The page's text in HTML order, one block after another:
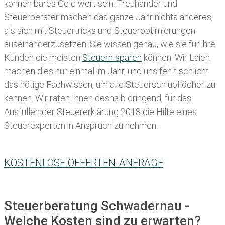
können bares Geld wert sein. Treuhänder und
Steuerberater machen das ganze Jahr nichts anderes,
als sich mit Steuertricks und Steueroptimierungen
auseinanderzusetzen. Sie wissen genau, wie sie für ihre
Kunden die meisten Steuern sparen können. Wir Laien
machen dies nur einmal im Jahr, und uns fehlt schlicht
das nötige Fachwissen, um alle Steuerschlupflöcher zu
kennen. Wir raten Ihnen deshalb dringend, für das
Ausfüllen der Steuererklärung 2018 die Hilfe eines
Steuerexperten in Anspruch zu nehmen.
KOSTENLOSE OFFERTEN-ANFRAGE
Steuerberatung Schwadernau -
Welche Kosten sind zu erwarten?